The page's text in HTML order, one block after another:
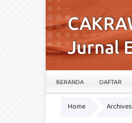
BERANDA DAFTAR
Home Archives